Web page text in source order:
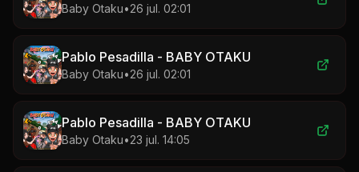
Baby Otaku•26 jul. 02:01
Pablo Pesadilla - BABY OTAKU
Baby Otaku•26 jul. 02:01
Pablo Pesadilla - BABY OTAKU
Baby Otaku•23 jul. 14:05